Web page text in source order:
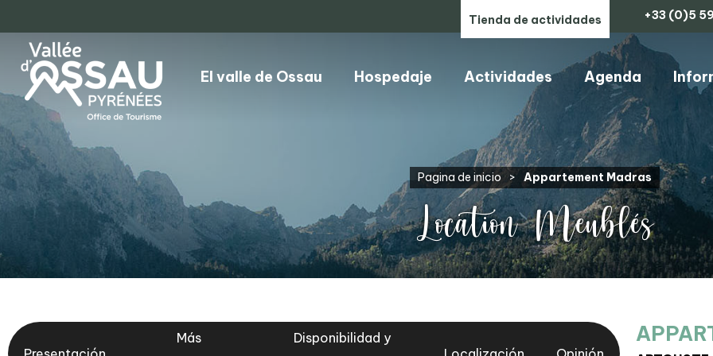
Tienda de actividades +33 (0)5
El valle de Ossau Hospedaje Actividades Agenda
Pagina de inicio > Appartement Madras
Location Meublés
Más
Disponibilidad y